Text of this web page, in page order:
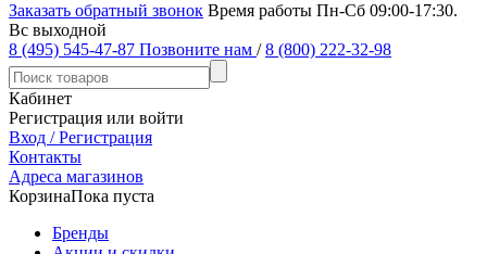
Заказать обратный звонок Время работы Пн-Сб 09:00-17:30.
Вс выходной
8 (495) 545-47-87 Позвоните нам / 8 (800) 222-32-98
Кабинет
Регистрация или войти
Вход / Регистрация
Контакты
Адреса магазинов
КорзинаПока пуста
Бренды